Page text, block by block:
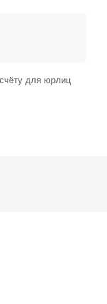
для юрлиц